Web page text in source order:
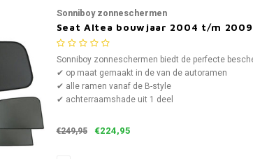
Sonniboy zonneschermen
Seat Altea bouwjaar 2004 t/m 2009
Sonniboy zonneschermen biedt de perfecte
✔ op maat gemaakt in de van de autoramen
✔ alle ramen vanaf de B-style
✔ achterraamshade uit 1 deel
€249,95 €224,95